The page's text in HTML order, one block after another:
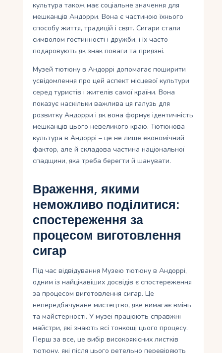
культура також має соціальне значення для
мешканців Андорри. Вона є частиною їхнього
способу життя, традицій і свят. Сигари стали
символом гостинності і дружби, і їх часто
подаровують як знак поваги та приязні.
Музей тютюну в Андоррі допомагає поширити
усвідомлення про цей аспект місцевої культури
серед туристів і жителів самої країни. Вона
показує наскільки важлива ця галузь для
розвитку Андорри і як вона формує ідентичність
мешканців цього невеликого краю. Тютюнова
культура в Андоррі – це не лише економічний
фактор, але й складова частина національної
спадщини, яка треба берегти й шанувати.
Враження, якими
неможливо поділитися:
спостереження за
процесом виготовлення
сигар
Під час відвідування Музею тютюну в Андоррі,
одним із найцікавіших досвідів є спостереження
за процесом виготовлення сигар. Це
непередбачуване мистецтво, яке вимагає вмінь
та майстерності. У музеї працюють справжні
майстри, які знають всі тонкощі цього процесу.
Перш за все, це вибір високоякісних листків
тютюну, які після цього ретельно перевіряють